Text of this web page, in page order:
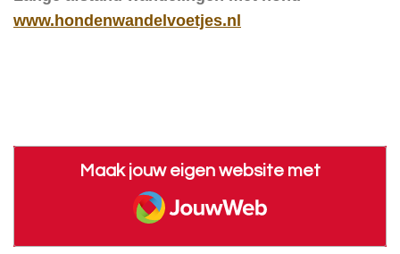
www.hondenwandelvoetjes.nl
Maak jouw eigen website met
JouwWeb